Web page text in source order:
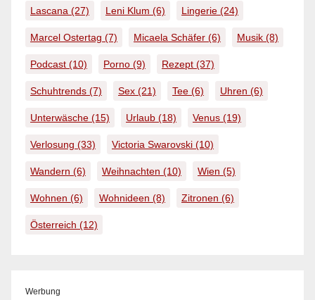
Lascana (27) Leni Klum (6) Lingerie (24)
Marcel Ostertag (7) Micaela Schäfer (6) Musik (8)
Podcast (10) Porno (9) Rezept (37)
Schuhtrends (7) Sex (21) Tee (6) Uhren (6)
Unterwäsche (15) Urlaub (18) Venus (19)
Verlosung (33) Victoria Swarovski (10)
Wandern (6) Weihnachten (10) Wien (5)
Wohnen (6) Wohnideen (8) Zitronen (6)
Österreich (12)
Werbung